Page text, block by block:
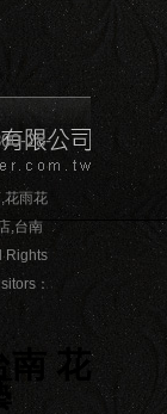
28-
花雨花
,台南
Rights
：
南 花